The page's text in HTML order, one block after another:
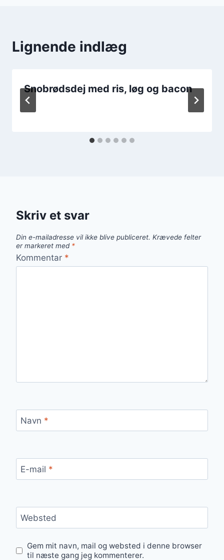
Lignende indlæg
Snobrødsdej med ris, løg og bacon
Skriv et svar
Din e-mailadresse vil ikke blive publiceret. Krævede felter
er markeret med *
Kommentar *
Navn *
E-mail *
Websted
Gem mit navn, mail og websted i denne browser
til næste gang jeg kommenterer.